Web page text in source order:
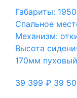
Габариты:
Спальное
Механизм:
Высота
170мм
39 399 ₽ 39